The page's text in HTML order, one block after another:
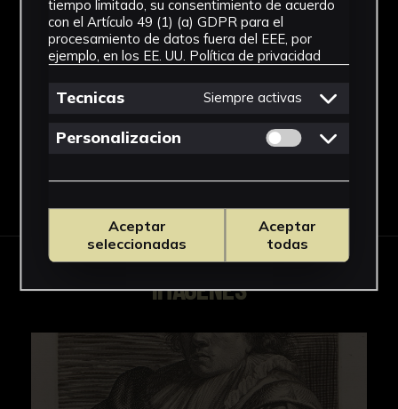
Técnica
Grabado a buril
Ver más
IMÁGENES
tiempo limitado, su consentimiento de acuerdo
con el Artículo 49 (1) (a) GDPR para el
procesamiento de datos fuera del EEE, por
ejemplo, en los EE. UU. Política de privacidad
Tecnicas Siempre activas
Personalizacion Permitir cookies
Aceptar
seleccionadas
Aceptar
todas